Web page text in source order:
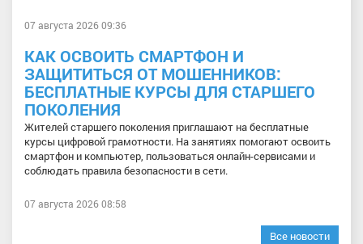
07 августа 2026 09:36
КАК ОСВОИТЬ СМАРТФОН И
ЗАЩИТИТЬСЯ ОТ МОШЕННИКОВ:
БЕСПЛАТНЫЕ КУРСЫ ДЛЯ СТАРШЕГО
ПОКОЛЕНИЯ
Жителей старшего поколения приглашают на бесплатные
курсы цифровой грамотности. На занятиях помогают освоить
смартфон и компьютер, пользоваться онлайн-сервисами и
соблюдать правила безопасности в сети.
07 августа 2026 08:58
Все новости